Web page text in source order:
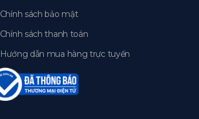
Chính sách bảo mật
Chính sách thanh toán
Hướng dẫn mua hàng trực tuyến